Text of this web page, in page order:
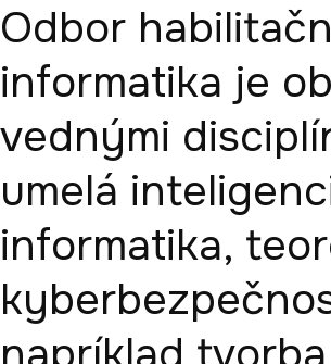
Odbor
informatika je
vednými
umelá
informatika,